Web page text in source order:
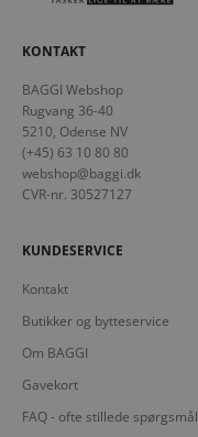
KONTAKT
BAGGI Webshop
Rugvang 36-40
5210, Odense NV
(+45) 63 10 80 80
webshop@baggi.dk
CVR-nr. 30527127
KUNDESERVICE
Kontakt
Butikker og bytteservice
Om BAGGI
Gavekort
FAQ - ofte stillede spørgsmål